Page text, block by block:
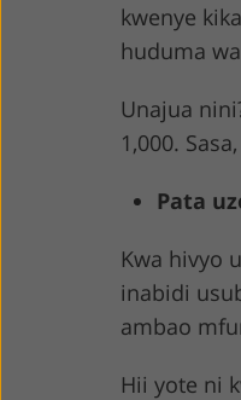
kwenye
huduma
Unajua
1,000.
Pata
Kwa hivyo
inabidi
ambao
Hii yote ni